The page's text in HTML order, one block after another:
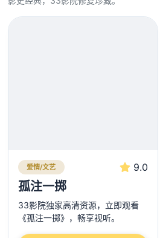
爱情/文艺 9.0
孤注一掷
33影院独家高清资源，立即观看
《孤注一掷》，畅享视听。